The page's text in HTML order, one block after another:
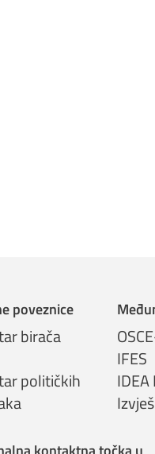
poveznice
birača
političkih
IFES